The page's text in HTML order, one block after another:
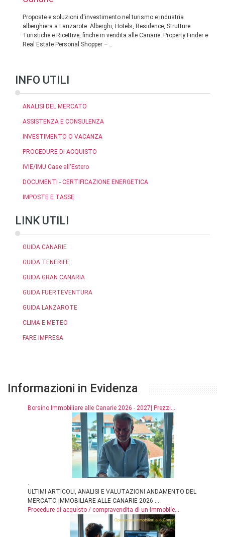
Proposte e soluzioni d'investimento nel turismo e industria
alberghiera a Lanzarote. Alberghi, Hotels, Residence, Strutture
Turistiche e Ricettive, finche in vendita alle Canarie. Property Finder e
Real Estate Personal Shopper – ..
INFO UTILI
ANALISI DEL MERCATO
ASSISTENZA E CONSULENZA
INVESTIMENTO O VACANZA
PROCEDURE DI ACQUISTO
IVIE/IMU Case all'Estero
DOCUMENTI - CERTIFICAZIONE ENERGETICA
IMPOSTE E TASSE
LINK UTILI
GUIDA CANARIE
GUIDA TENERIFE
GUIDA GRAN CANARIA
GUIDA FUERTEVENTURA
GUIDA LANZAROTE
CLIMA E METEO
FARE IMPRESA
Informazioni in Evidenza
Borsino Immobiliare alle Canarie 2026 - 2027| Prezzi...
.
ULTIMI ARTICOLI, ANALISI E VALUTAZIONI ANDAMENTO DEL
MERCATO IMMOBILIARE ALLE CANARIE 2026 ...
Procedure di acquisto / compravendita di un immobile...